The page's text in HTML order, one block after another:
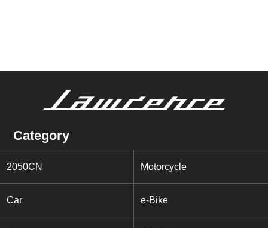
Category
2050CN Motorcycle
Car e-Bike